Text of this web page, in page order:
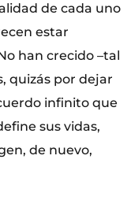
de cada uno
estar
han crecido –tal
quizás por dejar
infinito que
sus vidas,
de nuevo,